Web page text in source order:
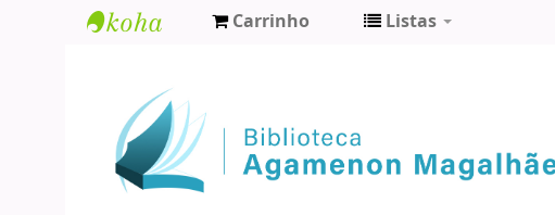
Agamenon
Magalhães
Carrinho Listas